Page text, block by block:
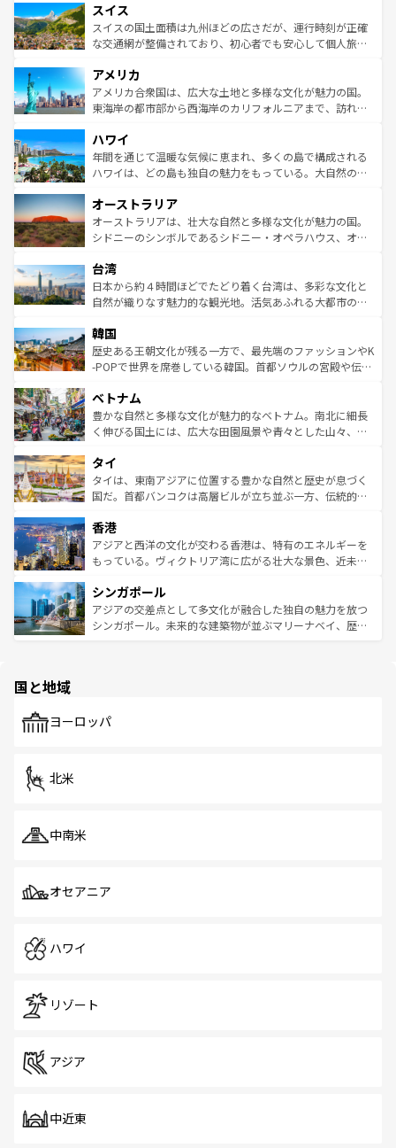
れる地方に足を運ぶとそれぞれで全く異なる文化を体験で
きるだろう。 なお、新着のフランス情報はコンテンツ一覧
を参照してほしい。
は、お酒好きな人にはぜひ体験してほしい。 なお、新着の
ドイツ情報はコンテンツ一覧を参照してほしい。
リアごとに異なる魅力がある。また、優雅なアフタヌーン
ティー、ビール好きにはたまらない英国パブ、サッカー観
戦など、本場だからこそできる体験も豊富。イギリスを旅
ンツ一覧を参照してほしい。
スイス
スイスの国土面積は九州ほどの広さだが、運行時刻が正確
な交通網が整備されており、初心者でも安心して個人旅行
の建物がそのまま残る町や、スイスならではのユニークな
博物館もあり、アルプス観光だけでなく町歩きも満喫する
ことができる。国民の所得が高いため物価も高いが、旅行
ば市内交通費無料で観光を楽しむこともできる。 なお、新
着のスイス情報はコンテンツ一覧 を参照してほしい。
アメリカ
アメリカ合衆国は、広大な土地と多様な文化が魅力の国。
東海岸の都市部から西海岸のカリフォルニアまで、訪れる
のような巨大都市は、観光、ショッピング、エンターテイ
ンメントが詰まった刺激的なスポットだ。一方、アメリカ
西部には大自然が広がり、グランドキャニオンやイエロー
部のニューオーリンズでは、音楽と美食が融合した独特の
文化が魅力。旅行者はアメリカの各地域で異なる魅力を楽
しみながら、その多様性と豊かな歴史を感じることができ
ならではの贅沢な旅のスタイルだ。 なお、新着のアメリカ
情報はコンテンツ一覧を参照してほしい。
ハワイ
年間を通じて温暖な気候に恵まれ、多くの島で構成される
ハワイは、どの島も独自の魅力をもっている。大自然の神
ワイ島は見逃せない。また、定番の観光地といえばオアフ
島だが、静かな自然を求めるならマウイ島やカウアイ島が
おすすめ。エメラルドグリーンに輝く海をはじめ、豊かな
れるおもてなしの心で訪れる人々を迎えてくれるハワイの
人々、おいしいローカルフードやハワイアンミュージッ
ク、伝統的なフラダンスなど、すべてがハワイの魅力を彩
ワイを、存分に味わってほしい。 なお、新着のハワイ情報
はコンテンツ一覧を参照してほしい。
オーストラリア
オーストラリアは、壮大な自然と多様な文化が魅力の国。
シドニーのシンボルであるシドニー・オペラハウス、オー
リアリーフや大陸中央部にそびえるウルル（エアーズロッ
ク）、タスマニアの美しい原生林やケアンズの熱帯雨林な
ど、見どころがたくさん。また、カフェやワイン、オージ
いる。アクティビティも充実しており、サーフィンやダイ
ビング、ハイキングなど、アウトドア好きにはたまらな
い。オーストラリアの多彩な魅力を存分に味わいつくそ
参照してほしい。
台湾
日本から約４時間ほどでたどり着く台湾は、多彩な文化と
自然が織りなす魅力的な観光地。活気あふれる大都市の台
ン）、静ひつな山岳地帯である台湾東部など、都市の喧騒
と山間の静けさが共存しており、訪れる人に新しい発見と
驚きをもたらしてくれる。また、奥深い台湾の食文化も魅
容にもいいと評判のスイーツなど、バラエティ豊かな料理
が味わえる。 なお、新着の台湾情報は コンテンツ一覧を参
照してほしい。
韓国
歴史ある王朝文化が残る一方で、最先端のファッションやK
-POPで世界を席巻している韓国。首都ソウルの宮殿や伝統
き、地方に足を延ばせば四季折々の自然美を楽しむことが
できる。そして、キムチや焼肉、絶品のストリートフード
まで、さまざまな韓国料理が待っている。夜には、韓国な
リティに包まれながら、韓国の多彩な魅力を心ゆくまで味
わってみてほしい。 なお、新着の韓国情報はコンテンツ一
覧を参照してほしい。
ベトナム
豊かな自然と多様な文化が魅力的なベトナム。南北に細長
く伸びる国土には、広大な田園風景や青々とした山々、世
急速な発展と共に伝統が息づく。ハノイの古い町並みやホ
ーチミン市のフランス統治時代の建物も、独特の雰囲気を
醸し出している。また、バラエティの豊かさとおいしさで
とつ。フォーやバインミー、ベトナムコーヒーなどは、ぜ
ひ現地で味わいたい。どの地域を訪れてもあたたかい人々
が旅行者を迎えてくれるので、きっと忘れられない旅にな
参照してほしい。
タイ
タイは、東南アジアに位置する豊かな自然と歴史が息づく
国だ。首都バンコクは高層ビルが立ち並ぶ一方、伝統的な
の活気が交差している。北部ではチェンマイなどの山岳地
帯で自然と触れ合い、南部ではプーケットやクラビの美し
いビーチでリゾート気分を楽しむことができる。タイ料理
激する。気候は一年中温暖で、どの季節にも異なる楽しみ
が待っている。親しみやすいタイの人々、仏教を中心とし
た文化、そして多様な観光資源が、訪れる旅人を魅了し続
香港
アジアと西洋の文化が交わる香港は、特有のエネルギーを
もっている。ヴィクトリア湾に広がる壮大な景色、近未来
み、どこを訪れても感動するはず。観光スポットが密集し
ており、効率よく見どころを回れるのも魅力。息をのむよ
うな絶景から文化的な体験まで、香港を存分に楽しみ尽く
シンガポール
アジアの交差点として多文化が融合した独自の魅力を放つ
シンガポール。未来的な建築物が並ぶマリーナベイ、歴史
で、ホーカーズは地元の風情を楽しめる外せないスポット
国と地域
ヨーロッパ
北米
中南米
オセアニア
ハワイ
リゾート
アジア
中近東